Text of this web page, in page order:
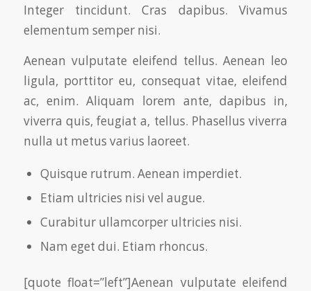
Integer tincidunt. Cras dapibus. Vivamus
elementum semper nisi.
Aenean vulputate eleifend tellus. Aenean leo
ligula, porttitor eu, consequat vitae, eleifend
ac, enim. Aliquam lorem ante, dapibus in,
viverra quis, feugiat a, tellus. Phasellus viverra
nulla ut metus varius laoreet.
Quisque rutrum. Aenean imperdiet.
Etiam ultricies nisi vel augue.
Curabitur ullamcorper ultricies nisi.
Nam eget dui. Etiam rhoncus.
[quote float=”left”]Aenean vulputate eleifend